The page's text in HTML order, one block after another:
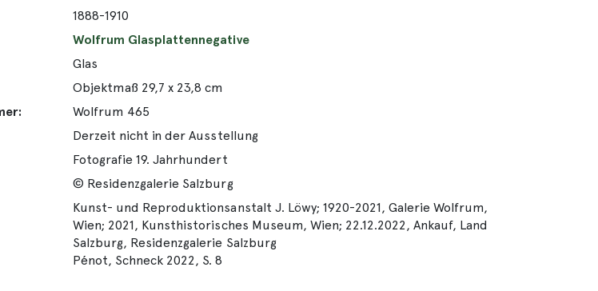
1888-1910
Wolfrum Glasplattennegative
Glas
Objektmaß 29,7 x 23,8 cm
Wolfrum 465
Derzeit nicht in der Ausstellung
Fotografie 19. Jahrhundert
© Residenzgalerie Salzburg
Kunst- und Reproduktionsanstalt J. Löwy; 1920-2021, Galerie Wolfrum,
Wien; 2021, Kunsthistorisches Museum, Wien; 22.12.2022, Ankauf, Land
Salzburg, Residenzgalerie Salzburg
Pénot, Schneck 2022, S. 8